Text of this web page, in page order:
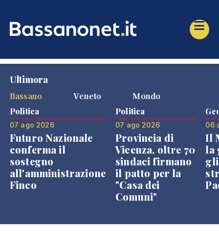
Ultimora
Bassano
Veneto Mondo
Politica
07 ago 2026
Futuro Nazionale
conferma il
sostegno
all'amministrazione
Finco
Politica
07 ago 2026
Provincia di
Vicenza, oltre 70
sindaci firmano
il patto per la
"Casa dei
Comuni"
06
Il
la